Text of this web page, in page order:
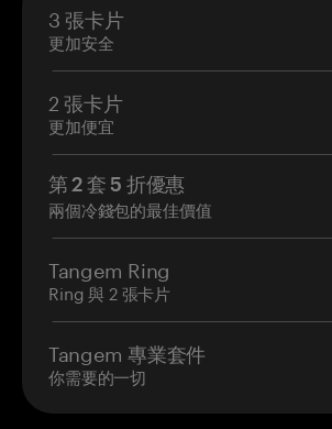
3 張卡片
更加安全
2 張卡片
更加便宜
第 2 套 5 折優惠
兩個冷錢包的最佳價值
Tangem Ring
Ring 與 2 張卡片
Tangem 專業套件
你需要的一切